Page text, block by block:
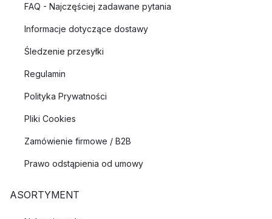
FAQ - Najczęściej zadawane pytania
Informacje dotyczące dostawy
Śledzenie przesyłki
Regulamin
Polityka Prywatności
Pliki Cookies
Zamówienie firmowe / B2B
Prawo odstąpienia od umowy
ASORTYMENT